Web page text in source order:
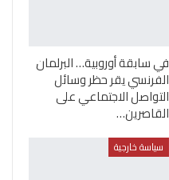
في سابقة أوروبية… البرلمان
الفرنسي يقر حظر وسائل
التواصل الاجتماعي على
القاصرين…
سياسة خارجية